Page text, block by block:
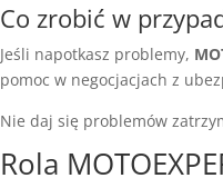
Co zrobić w
Jeśli napotkasz problemy,
pomoc w negocjacjach z
Nie daj się problemów
Rola